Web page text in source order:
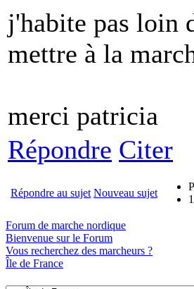
j'habite pas loin
mettre à la
merci patricia
Répondre Citer
Répondre au sujet Nouveau sujet
1
Forum de marche nordique
Bienvenue sur le Forum
Vous recherchez des marcheurs ?
Île de France